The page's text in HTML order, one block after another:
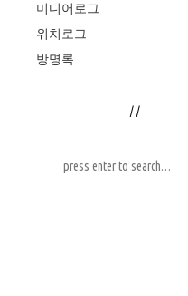
미디어로그
위치로그
방명록
/ /